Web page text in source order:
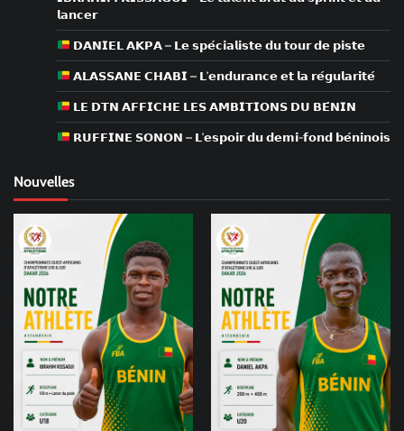
𝗹𝗮𝗻𝗰𝗲𝗿
𝗗𝗔𝗡𝗜𝗘𝗟 𝗔𝗞𝗣𝗔 – 𝗟𝗲 𝘀𝗽𝗲́𝗰𝗶𝗮𝗹𝗶𝘀𝘁𝗲 𝗱𝘂 𝘁𝗼𝘂𝗿 𝗱𝗲 𝗽𝗶𝘀𝘁𝗲
𝗔𝗟𝗔𝗦𝗦𝗔𝗡𝗘 𝗖𝗛𝗔𝗕𝗜 – 𝗟’𝗲𝗻𝗱𝘂𝗿𝗮𝗻𝗰𝗲 𝗲𝘁 𝗹𝗮 𝗿𝗲́𝗴𝘂𝗹𝗮𝗿𝗶𝘁𝗲́
𝗟𝗘 𝗗𝗧𝗡 𝗔𝗙𝗙𝗜𝗖𝗛𝗘 𝗟𝗘𝗦 𝗔𝗠𝗕𝗜𝗧𝗜𝗢𝗡𝗦 𝗗𝗨 𝗕𝗘́𝗡𝗜𝗡
𝗥𝗨𝗙𝗙𝗜𝗡𝗘 𝗦𝗢𝗡𝗢𝗡 – 𝗟’𝗲𝘀𝗽𝗼𝗶𝗿 𝗱𝘂 𝗱𝗲𝗺𝗶-𝗳𝗼𝗻𝗱 𝗯𝗲́𝗻𝗶𝗻𝗼𝗶𝘀
Nouvelles